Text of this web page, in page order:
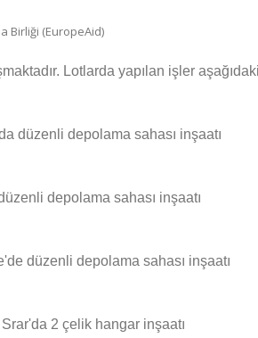
Birliği (EuropeAid)
Lotlarda yapılan işler
düzenli depolama sahası inşaatı
depolama sahası inşaatı
düzenli depolama sahası inşaatı
2 çelik hangar inşaatı